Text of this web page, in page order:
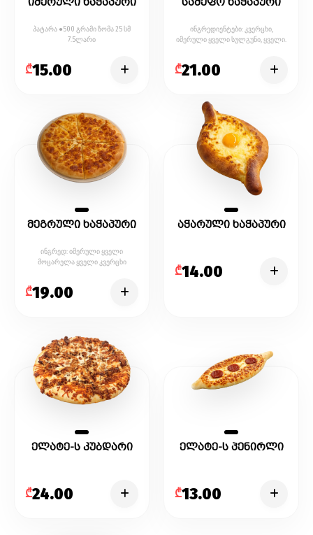
პატარა ●500 გრამი ზომა 25 სმ
7.5ლარი
₾15.00
ინგრედიენტები: კვერცხი,
იმერული ყველი სულგუნი, ყველი.
₾21.00
მეგრული ხაჭაპური
ინგრედ: იმერული ყველი
მოცარელა ყველი კვერცხი
₾19.00
აჭარული ხაჭაპური
₾14.00
ელატე-ს კუბდარი
₾24.00
ელატე-ს პენირლი
₾13.00